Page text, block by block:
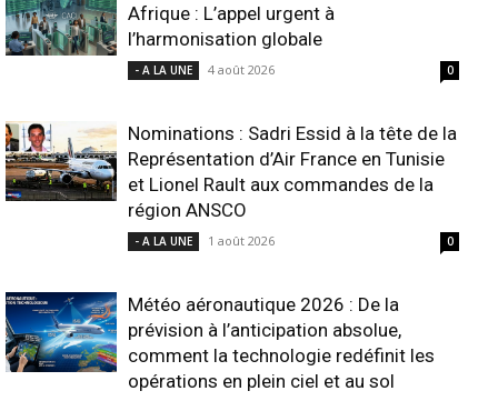
Afrique : L’appel urgent à
l’harmonisation globale
- A LA UNE 4 août 2026 0
Nominations : Sadri Essid à la tête de la
Représentation d’Air France en Tunisie
et Lionel Rault aux commandes de la
région ANSCO
- A LA UNE 1 août 2026 0
Météo aéronautique 2026 : De la
prévision à l’anticipation absolue,
comment la technologie redéfinit les
opérations en plein ciel et au sol